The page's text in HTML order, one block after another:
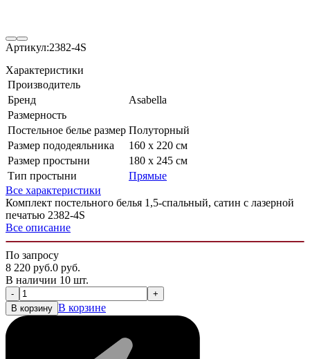
Артикул:2382-4S
Характеристики
Производитель
Бренд
Asabella
Размерность
Постельное белье размер Полуторный
Размер пододеяльника
160 х 220 см
Размер простыни
180 x 245 см
Тип простыни
Прямые
Все характеристики
Комплект постельного белья 1,5-спальный, сатин с лазерной
печатью 2382-4S
Все описание
По запросу
8 220 руб.0 руб.
В наличии 10 шт.
-
+
В корзину В корзине